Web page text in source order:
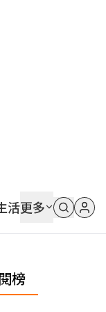
活更多
榜